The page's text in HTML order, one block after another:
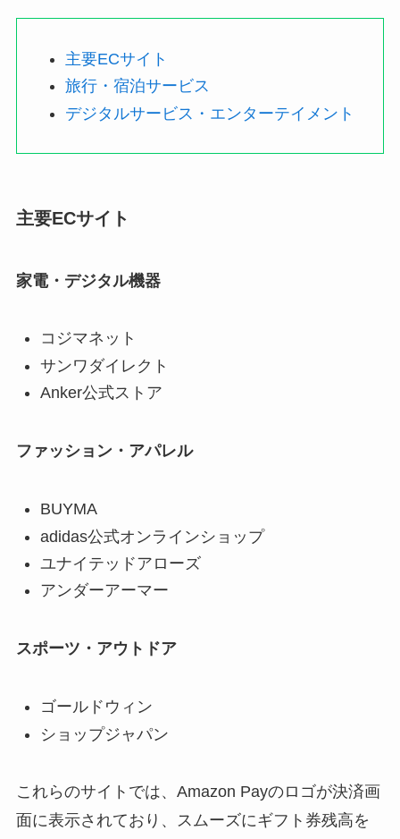
主要ECサイト
旅行・宿泊サービス
デジタルサービス・エンターテイメント
主要ECサイト
家電・デジタル機器
コジマネット
サンワダイレクト
Anker公式ストア
ファッション・アパレル
BUYMA
adidas公式オンラインショップ
ユナイテッドアローズ
アンダーアーマー
スポーツ・アウトドア
ゴールドウィン
ショップジャパン
これらのサイトでは、Amazon Payのロゴが決済画
面に表示されており、スムーズにギフト券残高を